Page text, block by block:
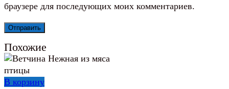
браузере для последующих моих комментариев.
Похожие
В корзину